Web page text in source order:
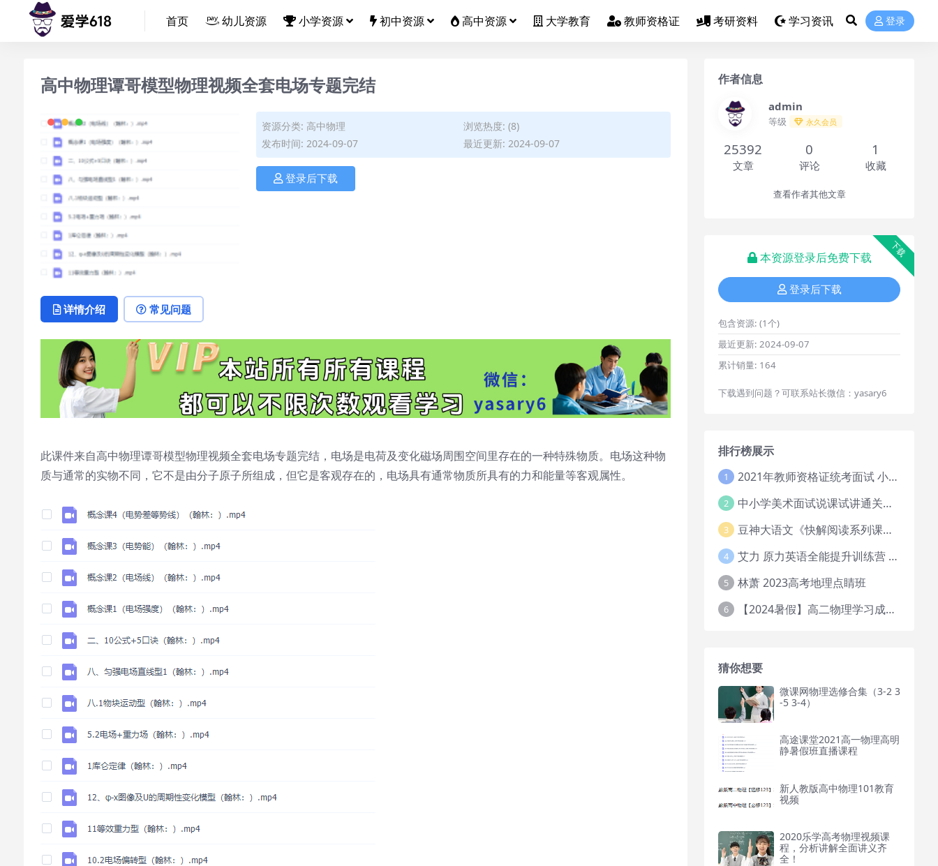
首页 幼儿资源 小学资源 初中资源 高中资源 大学教育 教师资格证 考研资料 学习资讯 登录
高中物理谭哥模型物理视频全套电场专题完结
资源分类: 高中物理
浏览热度: (8)
发布时间: 2024-09-07
最近更新: 2024-09-07
登录后下载
详情介绍 常见问题
此课件来自高中物理谭哥模型物理视频全套电场专题完结，电场是电荷及变化磁场周围空间里存在的一种特殊物质。电场这种物
质与通常的实物不同，它不是由分子原子所组成，但它是客观存在的，电场具有通常物质所具有的力和能量等客观属性。
作者信息
admin
等级 永久会员
25392
文章
0
评论
1
收藏
查看作者其他文章
下载
本资源登录后免费下载
登录后下载
包含资源: (1个)
最近更新: 2024-09-07
累计销量: 164
下载遇到问题？可联系站长微信：yasary6
排行榜展示
1 2021年教师资格证统考面试 小学教资资料试讲+答辩
2 中小学美术面试说课试讲通关班14讲（辅助资料第一套）
3 豆神大语文《快解阅读系列课教程完整》
4 艾力 原力英语全能提升训练营 151G网课大合集
5 林萧 2023高考地理点睛班
6 【2024暑假】高二物理学习成长与规划系统1期
猜你想要
微课网物理选修合集（3-2 3
-5 3-4）
高途课堂2021高一物理高明
静暑假班直播课程
新人教版高中物理101教育
视频
2020乐学高考物理视频课
程，分析讲解全面讲义齐
全！